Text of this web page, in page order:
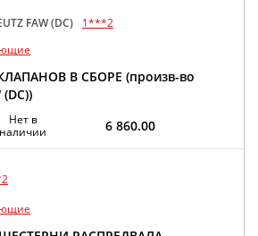
FAW (DC)
1***2
В СБОРЕ (произв-во
Нет в
наличии
6 860.00